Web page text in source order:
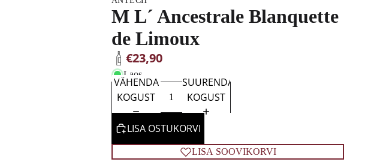
M L´ Ancestrale Blanquette
de Limoux
€23,90
Laos
VÄHENDA
KOGUST
SUURENDA
KOGUST
LISA OSTUKORVI
LISA SOOVIKORVI